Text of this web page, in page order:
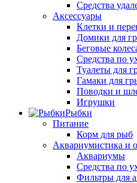
Средства
Аксессуары
Клетки и
Домики для
Беговые
Средства по
Туалеты для
Гамаки для
Поводки и
Игрушки
Рыбки
Питание
Корм для рыб
Аквариумистика и
Аквариумы
Средства по
Фильтры для